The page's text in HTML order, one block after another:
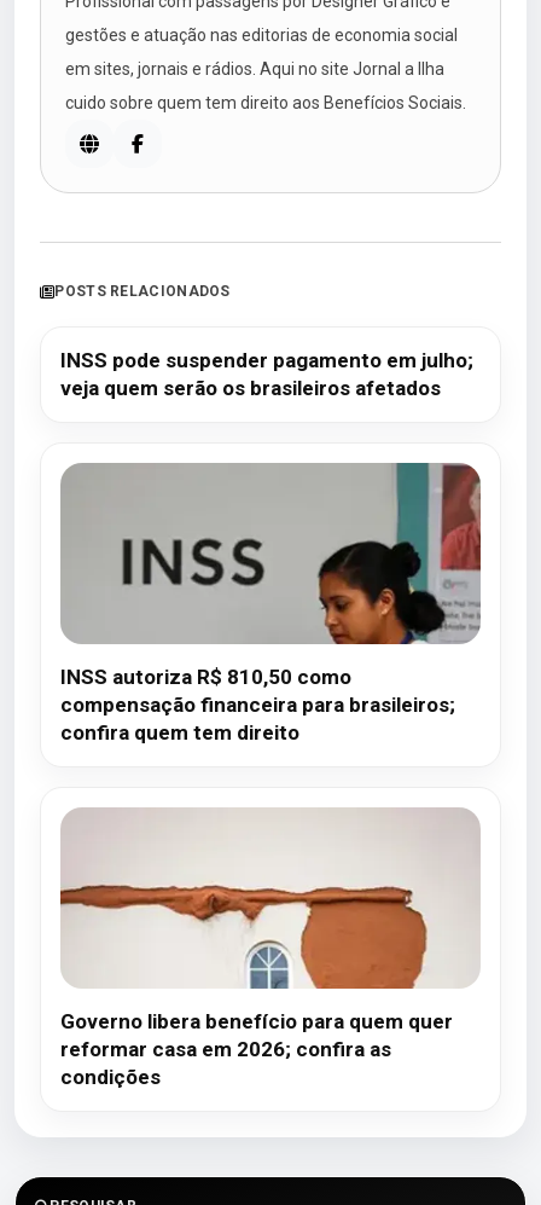
gestões e atuação nas editorias de economia social
em sites, jornais e rádios. Aqui no site Jornal a Ilha
cuido sobre quem tem direito aos Benefícios Sociais.
POSTS RELACIONADOS
INSS pode suspender pagamento em julho;
veja quem serão os brasileiros afetados
INSS autoriza R$ 810,50 como
compensação financeira para brasileiros;
confira quem tem direito
Governo libera benefício para quem quer
reformar casa em 2026; confira as
condições